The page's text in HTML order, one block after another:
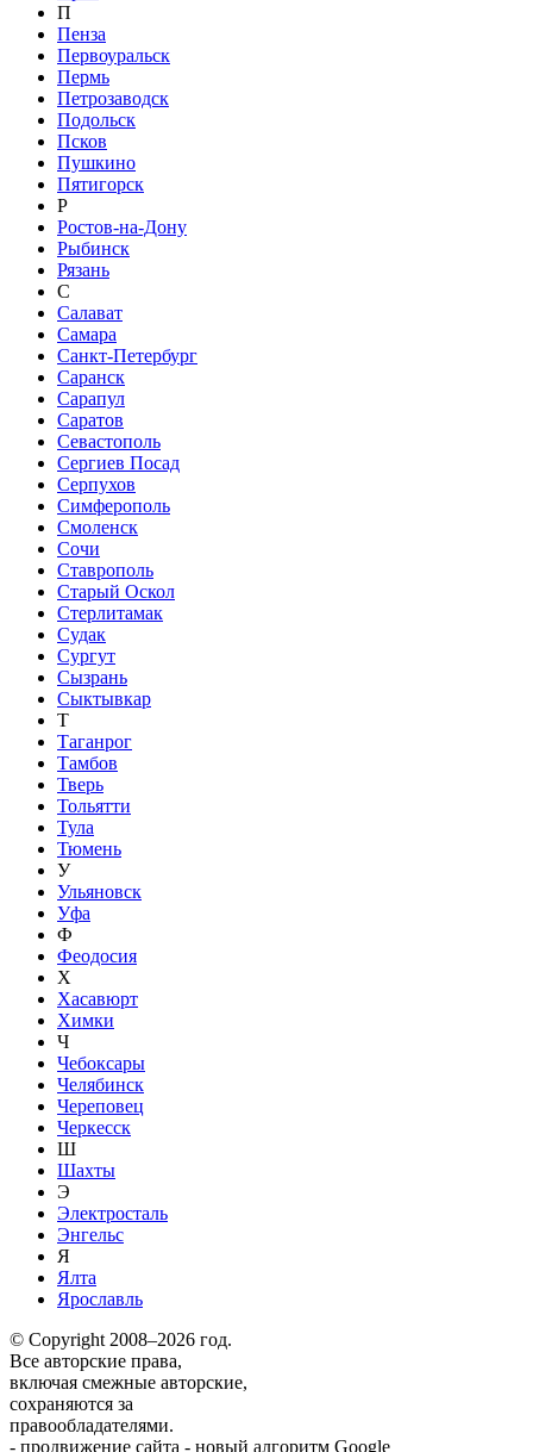
П
Пенза
Первоуральск
Пермь
Петрозаводск
Подольск
Псков
Пушкино
Пятигорск
Р
Ростов-на-Дону
Рыбинск
Рязань
С
Салават
Самара
Санкт-Петербург
Саранск
Сарапул
Саратов
Севастополь
Сергиев Посад
Серпухов
Симферополь
Смоленск
Сочи
Ставрополь
Старый Оскол
Стерлитамак
Судак
Сургут
Сызрань
Сыктывкар
Т
Таганрог
Тамбов
Тверь
Тольятти
Тула
Тюмень
У
Ульяновск
Уфа
Ф
Феодосия
Х
Хасавюрт
Химки
Ч
Чебоксары
Челябинск
Череповец
Черкесск
Ш
Шахты
Э
Электросталь
Энгельс
Я
Ялта
Ярославль
© Copyright 2008–2026 год.
Все авторские права,
включая смежные авторские,
сохраняются за
правообладателями.
- продвижение сайта - новый алгоритм Google